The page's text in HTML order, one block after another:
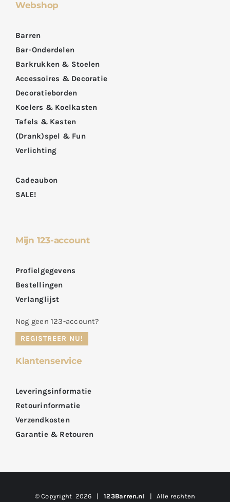
Webshop
Barren
Bar-Onderdelen
Barkrukken & Stoelen
Accessoires & Decoratie
Decoratieborden
Koelers & Koelkasten
Tafels & Kasten
(Drank)spel & Fun
Verlichting
Cadeaubon
SALE!
Mijn 123-account
Profielgegevens
Bestellingen
Verlanglijst
Nog geen 123-account?
REGISTREER NU!
Klantenservice
Leveringsinformatie
Retourinformatie
Verzendkosten
Garantie & Retouren
© Copyright 2026 |123Barren.nl | Alle rechten